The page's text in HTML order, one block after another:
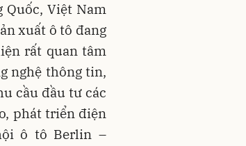
Quốc, Việt Nam
xuất ô tô đang
rất quan tâm
nghệ thông tin,
cầu đầu tư các
phát triển điện
ô tô Berlin –